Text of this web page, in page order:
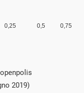
2019)